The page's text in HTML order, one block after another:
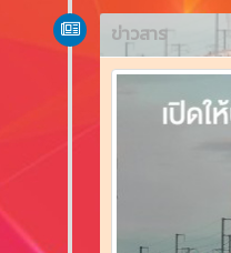
ข่าวสาร